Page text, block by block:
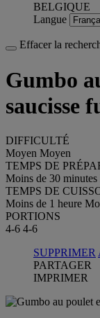
BELGIQUE
Langue
Effacer la
Gumbo
saucisse
DIFFICULTÉ
Moyen Moyen
TEMPS DE
Moins de 30 minutes
TEMPS DE
Moins de 1 heure
PORTIONS
4-6 4-6
SUPPRIMER
PARTAGER
IMPRIMER